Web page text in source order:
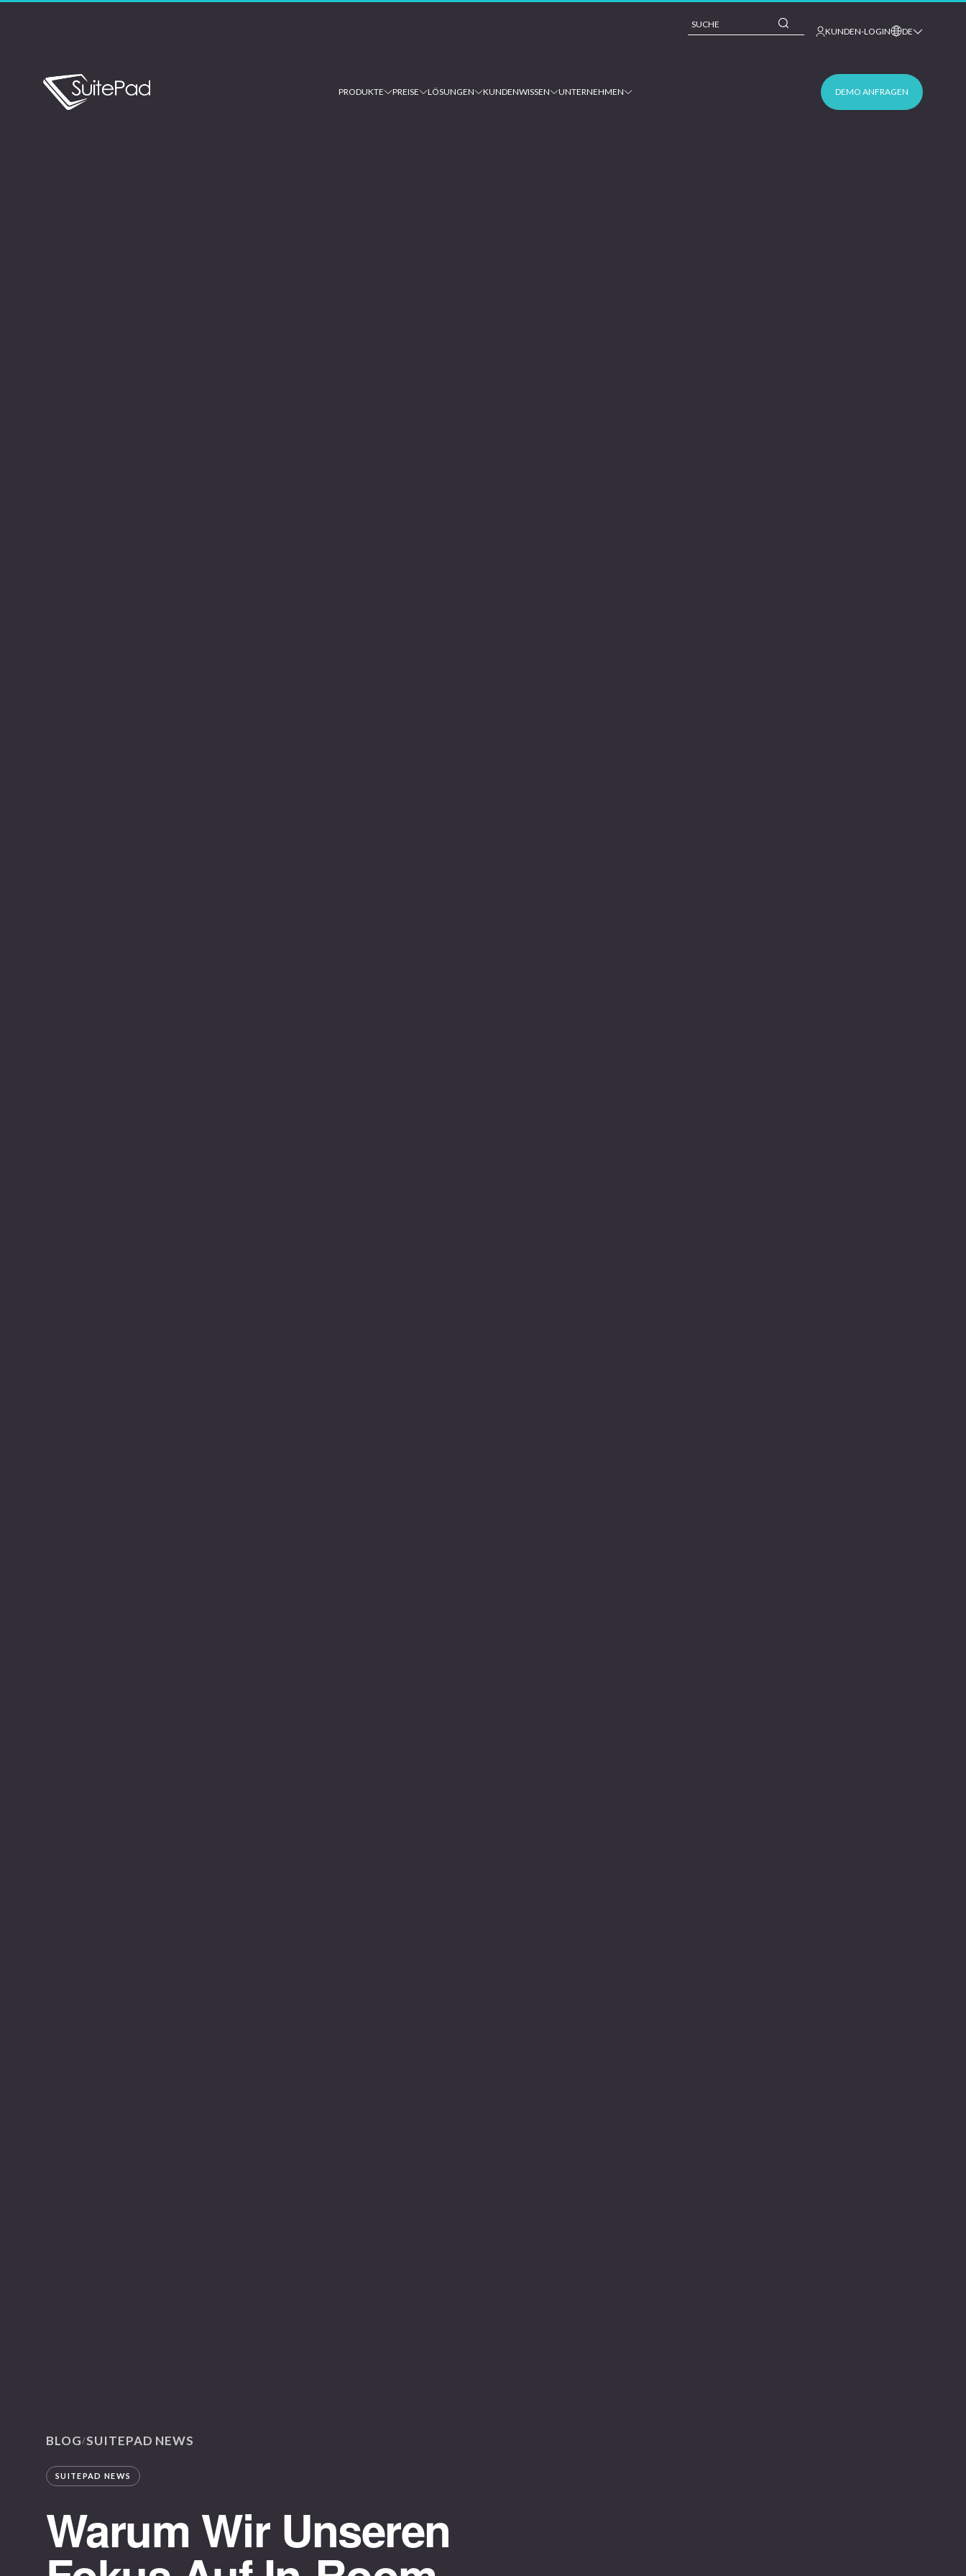
This is a search field with an auto-suggest feature
KUNDEN-LOGIN DE
PRODUKTE PREISE LÖSUNGEN KUNDENWISSEN UNTERNEHMEN DEMO ANFRAGEN
BLOG/SUITEPAD NEWS
SUITEPAD NEWS
Warum Wir Unseren